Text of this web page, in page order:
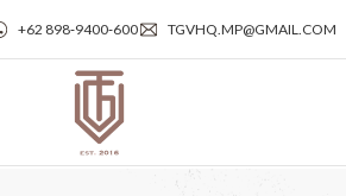
+62 898‑9400‑600 TGVHQ.MP@GMAIL.COM